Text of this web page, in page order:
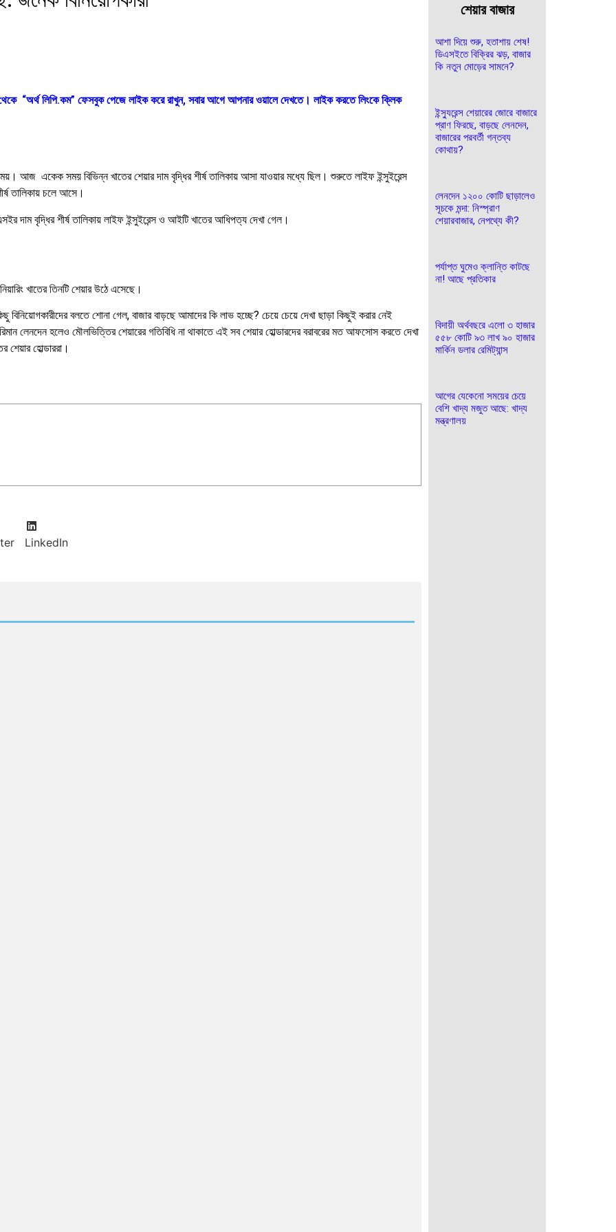
“অর্থ লিপি.কম” ফেসবুক পেজে লাইক করে রাখুন, সবার আগে আপনার ওয়ালে দেখতে। লাইক করতে লিংকে ক্লিক
আজ একেক সময় বিভিন্ন খাতের শেয়ার দাম বৃদ্ধির শীর্ষ তালিকায় আসা যাওয়ার মধ্যে ছিল। শুরুতে লাইফ ইন্সুইরেন্স
তালিকায় চলে আসে।
দাম বৃদ্ধির শীর্ষ তালিকায় লাইফ ইন্সুইরেন্স ও আইটি খাতের আধিপত্য দেখা গেল।
খাতের তিনটি শেয়ার উঠে এসেছে।
বলতে শোনা গেল, বাজার বাড়ছে আমাদের কি লাভ হচ্ছে? চেয়ে চেয়ে দেখা ছাড়া কিছুই করার নেই
লেনদেন হলেও মৌলভিত্তির শেয়ারের গতিবিধি না থাকাতে এই সব শেয়ার হোল্ডারদের বরাবরের মত আফসোস করতে দেখা
হোল্ডাররা।
LinkedIn
শেয়ার বাজার
আশা দিয়ে শুরু, হতাশায় শেষ!
ডিএসইতে বিক্রির ঝড়, বাজার
কি নতুন মোড়ের সামনে?
ইন্স্যুরেন্স শেয়ারের জোরে বাজারে
প্রাণ ফিরছে, বাড়ছে লেনদেন,
বাজারের পরবর্তী গন্তব্য
কোথায়?
লেনদেন ১২০০ কোটি ছাড়ালেও
সূচকে মন্দা: নিস্প্রাণ
শেয়ারবাজার, নেপথ্যে কী?
পর্যাপ্ত ঘুমেও ক্লান্তি কাটছে
না! আছে প্রতিকার
বিদায়ী অর্থবছরে এলো ৩ হাজার
৫৫৮ কোটি ৯৩ লাখ ৯০ হাজার
মার্কিন ডলার রেমিট্যান্স
আগের যেকেনো সময়ের চেয়ে
বেশি খাদ্য মজুত আছে: খাদ্য
মন্ত্রণালয়